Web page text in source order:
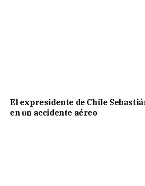
El expresidente de Chile
en un accidente aéreo